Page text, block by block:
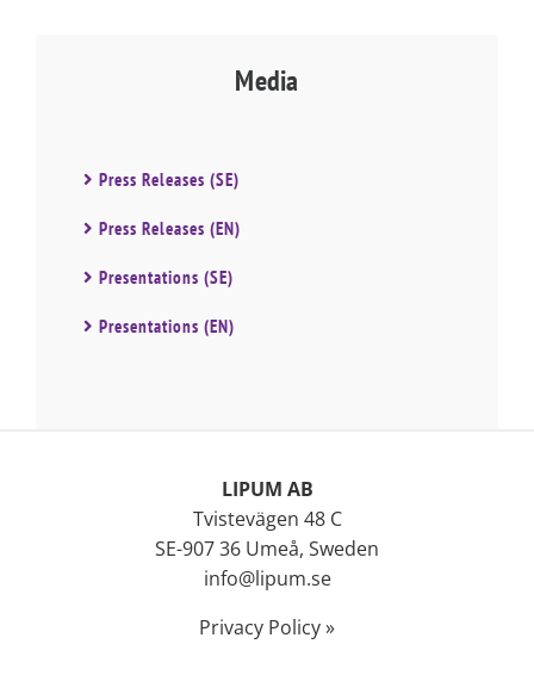
Media
Press Releases (SE)
Press Releases (EN)
Presentations (SE)
Presentations (EN)
LIPUM AB
Tvistevägen 48 C
SE-907 36 Umeå, Sweden
info@lipum.se
Privacy Policy »